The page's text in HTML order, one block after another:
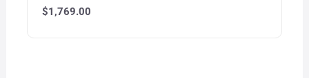
$1,769.00